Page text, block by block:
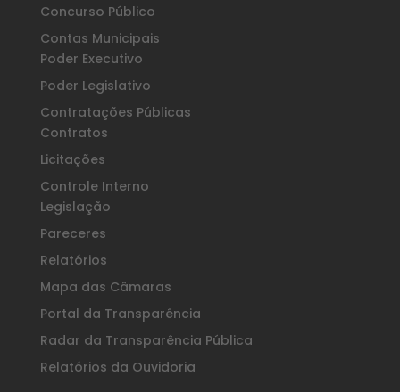
Concurso Público
Contas Municipais
Poder Executivo
Poder Legislativo
Contratações Públicas
Contratos
Licitações
Controle Interno
Legislação
Pareceres
Relatórios
Mapa das Câmaras
Portal da Transparência
Radar da Transparência Pública
Relatórios da Ouvidoria